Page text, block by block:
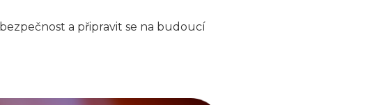
a připravit se na budoucí